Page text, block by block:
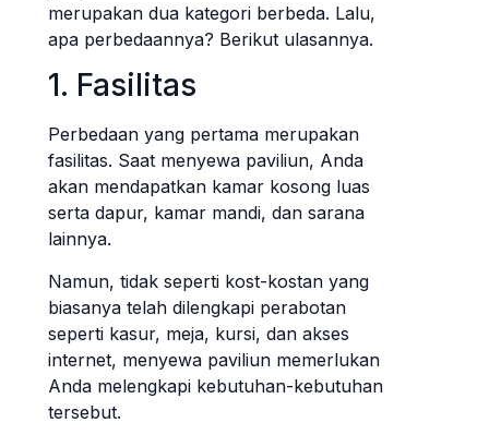
merupakan dua kategori berbeda. Lalu,
apa perbedaannya? Berikut ulasannya.
1. Fasilitas
Perbedaan yang pertama merupakan
fasilitas. Saat menyewa paviliun, Anda
akan mendapatkan kamar kosong luas
serta dapur, kamar mandi, dan sarana
lainnya.
Namun, tidak seperti kost-kostan yang
biasanya telah dilengkapi perabotan
seperti kasur, meja, kursi, dan akses
internet, menyewa paviliun memerlukan
Anda melengkapi kebutuhan-kebutuhan
tersebut.